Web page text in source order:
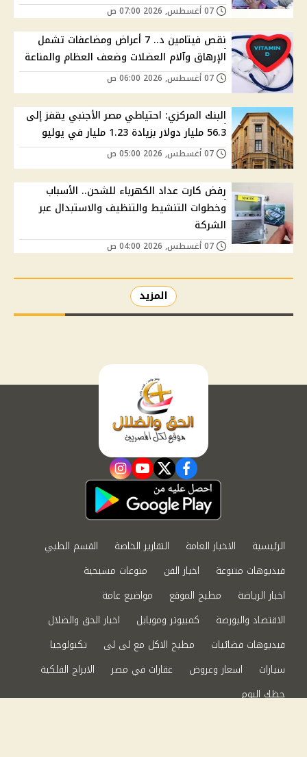
نقص فيتامين د.. 7 أعراض ومضاعفات تشمل
الإرهاق وآلام العضلات وضعف العظام والمناعة
البنك المركزي: احتياطي مصر الأجنبي يقفز إلى
56.3 مليار دولار بزيادة 1.23 مليار في يوليو
رفض كارت عداد الكهرباء للشحن.. الأسباب
وخطوات التنشيط والتنظيف والاستبدال عبر
الشركة
المزيد
facebook
twitter
youtube
instagram
الرئيسية الاخبار العامة التقارير الخاصة
القسم الطبي
فيديوهات متنوعة
اخبار الفن
منوعات مسيحية
اخبار الرياضة
مطبخ الموقع
مواضيع عامة
الاقتصاد والبورصة
كمبيوتر وموبايل
اخبار الحق والضلال
فيديوهات فضائيات
مطبخ الاكل مع لى لى
تكنولوجيا
سيارات
اسعار وعروض عقارات في مصر
الابراج الفلكية
حظك اليوم